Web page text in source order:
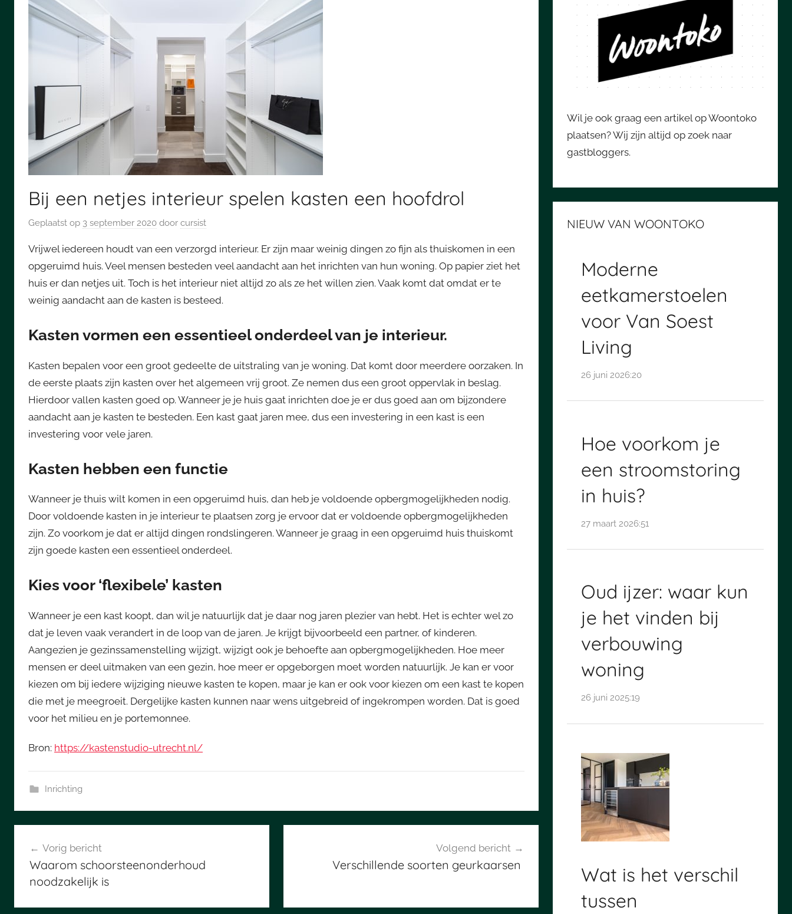
Bij een netjes interieur spelen kasten een hoofdrol
Geplaatst op 3 september 2020 door cursist
Vrijwel iedereen houdt van een verzorgd interieur. Er zijn maar weinig dingen zo fijn als thuiskomen in een
opgeruimd huis. Veel mensen besteden veel aandacht aan het inrichten van hun woning. Op papier ziet het
huis er dan netjes uit. Toch is het interieur niet altijd zo als ze het willen zien. Vaak komt dat omdat er te
weinig aandacht aan de kasten is besteed.
Kasten vormen een essentieel onderdeel van je interieur.
Kasten bepalen voor een groot gedeelte de uitstraling van je woning. Dat komt door meerdere oorzaken. In
de eerste plaats zijn kasten over het algemeen vrij groot. Ze nemen dus een groot oppervlak in beslag.
Hierdoor vallen kasten goed op. Wanneer je je huis gaat inrichten doe je er dus goed aan om bijzondere
aandacht aan je kasten te besteden. Een kast gaat jaren mee, dus een investering in een kast is een
investering voor vele jaren.
Kasten hebben een functie
Wanneer je thuis wilt komen in een opgeruimd huis, dan heb je voldoende opbergmogelijkheden nodig.
Door voldoende kasten in je interieur te plaatsen zorg je ervoor dat er voldoende opbergmogelijkheden
zijn. Zo voorkom je dat er altijd dingen rondslingeren. Wanneer je graag in een opgeruimd huis thuiskomt
zijn goede kasten een essentieel onderdeel.
Kies voor ‘flexibele’ kasten
Wanneer je een kast koopt, dan wil je natuurlijk dat je daar nog jaren plezier van hebt. Het is echter wel zo
dat je leven vaak verandert in de loop van de jaren. Je krijgt bijvoorbeeld een partner, of kinderen.
Aangezien je gezinssamenstelling wijzigt, wijzigt ook je behoefte aan opbergmogelijkheden. Hoe meer
mensen er deel uitmaken van een gezin, hoe meer er opgeborgen moet worden natuurlijk. Je kan er voor
kiezen om bij iedere wijziging nieuwe kasten te kopen, maar je kan er ook voor kiezen om een kast te kopen
die met je meegroeit. Dergelijke kasten kunnen naar wens uitgebreid of ingekrompen worden. Dat is goed
voor het milieu en je portemonnee.
Bron: https://kastenstudio-utrecht.nl/
Inrichting
navigatie
Vorig bericht
Waarom schoorsteenonderhoud
noodzakelijk is
Volgend bericht
Verschillende soorten geurkaarsen
Wil je ook graag een artikel op Woontoko
plaatsen? Wij zijn altijd op zoek naar
gastbloggers.
NIEUW VAN WOONTOKO
Moderne
eetkamerstoelen
voor Van Soest
Living
26 juni 2026:20
Hoe voorkom je
een stroomstoring
in huis?
27 maart 2026:51
Oud ijzer: waar kun
je het vinden bij
verbouwing
woning
26 juni 2025:19
Wat is het verschil
tussen